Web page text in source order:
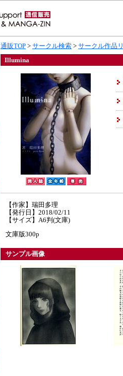
通販TOP > サークル検索 > サークル作品
Illumina
【作家】瑞田多理
【発行日】2018/02/11
【サイズ】A6判(文庫)
文庫版300p
サンプル画像